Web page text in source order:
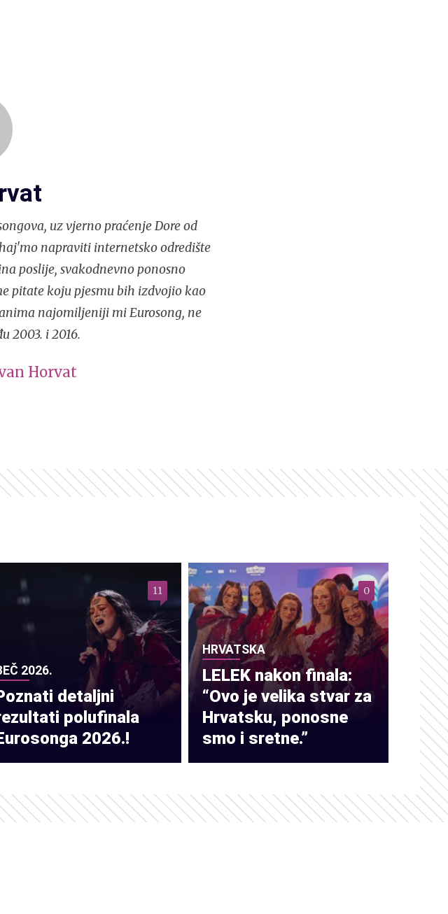
uz vjerno praćenje Dore od
napraviti internetsko odredište
poslije, svakodnevno ponosno
pitate koju pjesmu bih izdvojio kao
najomiljeniji mi Eurosong, ne
2003. i 2016.
Horvat
2026.
detaljni
polufinala
2026.!
11
HRVATSKA
LELEK nakon finala:
“Ovo je velika stvar za
Hrvatsku, ponosne
smo i sretne.”
0